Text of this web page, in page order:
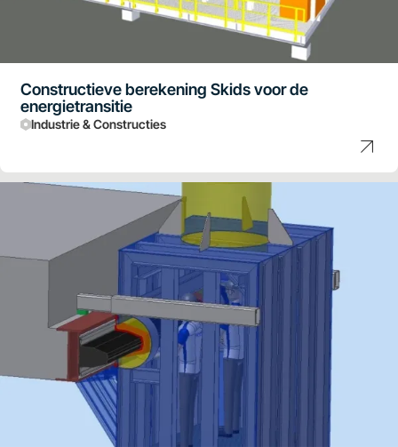
Constructieve berekening Skids voor de
energietransitie
Industrie & Constructies